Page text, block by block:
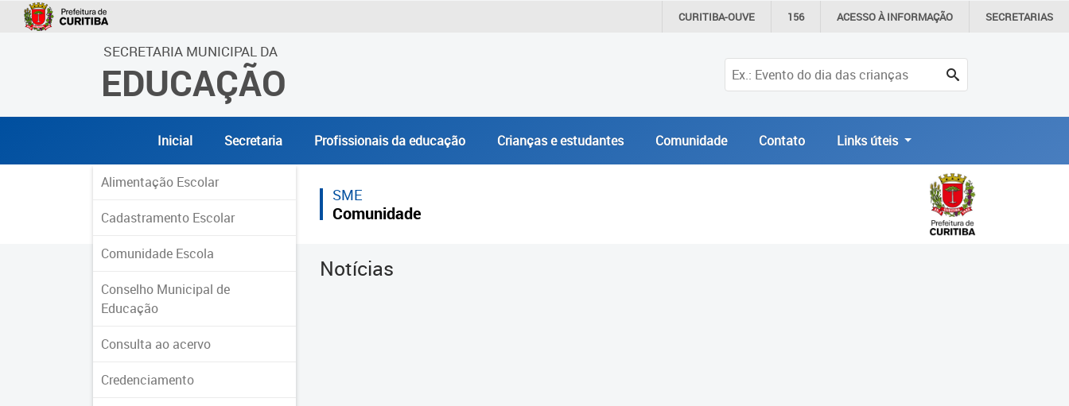
CURITIBA-OUVE 156 ACESSO ÀINFORMAÇÃO SECRETARIAS
SECRETARIA MUNICIPAL DA
EDUCAÇÃO
Inicial Secretaria Profissionais da educação Crianças e estudantes Comunidade Contato Links úteis
Alimentação Escolar
Cadastramento Escolar
Comunidade Escola
Conselho Municipal de
Educação
Consulta ao acervo
Credenciamento
SME
Comunidade
Notícias